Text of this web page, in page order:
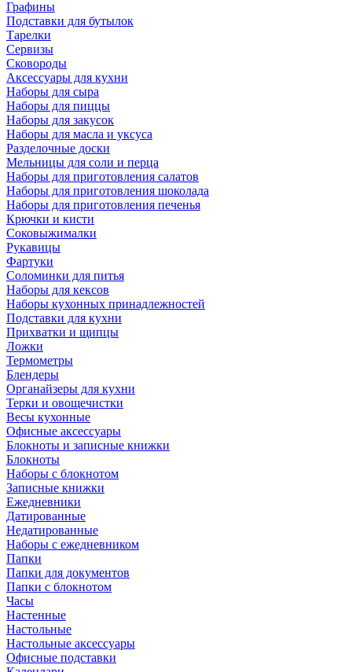
Графины
Подставки для бутылок
Тарелки
Сервизы
Сковороды
Аксессуары для кухни
Наборы для сыра
Наборы для пиццы
Наборы для закусок
Наборы для масла и уксуса
Разделочные доски
Мельницы для соли и перца
Наборы для приготовления салатов
Наборы для приготовления шоколада
Наборы для приготовления печенья
Крючки и кисти
Соковыжималки
Рукавицы
Фартуки
Соломинки для питья
Наборы для кексов
Наборы кухонных принадлежностей
Подставки для кухни
Прихватки и щипцы
Ложки
Термометры
Блендеры
Органайзеры для кухни
Терки и овощечистки
Весы кухонные
Офисные аксессуары
Блокноты и записные книжки
Блокноты
Наборы с блокнотом
Записные книжки
Ежедневники
Датированные
Недатированные
Наборы с ежедневником
Папки
Папки для документов
Папки с блокнотом
Часы
Настенные
Настольные
Настольные аксессуары
Офисные подставки